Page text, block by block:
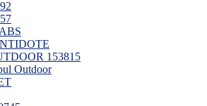
153815
Outdoor